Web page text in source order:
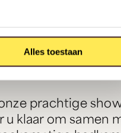
Alles toestaan
prachtige
u klaar om samen